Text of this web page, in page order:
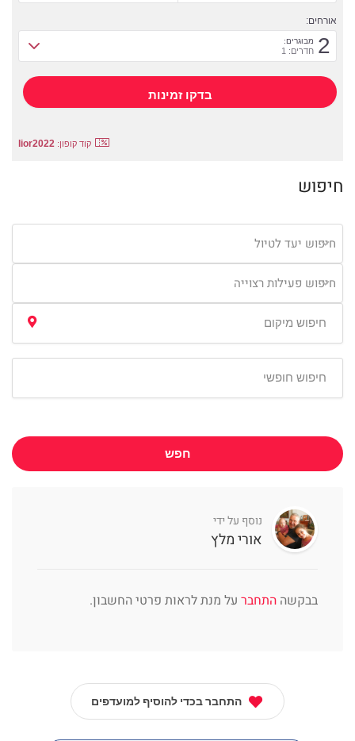
אורחים:
2 מבוגרים:
חדרים: 1
קוד קופון: lior2022
חיפוש
חיפוש יעד לטיול
חיפוש פעילות רצוייה
חפש
נוסף על ידי
אורי מלץ
בבקשה התחבר על מנת לראות פרטי החשבון.
התחבר בכדי להוסיף למועדפים